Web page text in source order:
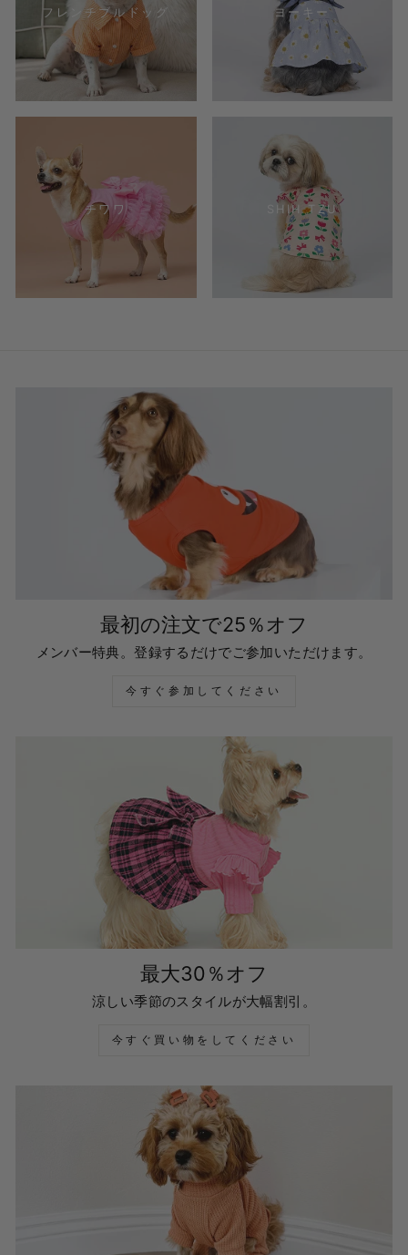
フレンチブルドッグ ヨーキー
チワワ SHIH TZU
最初の注文で25％オフ
メンバー特典。登録するだけでご参加いただけます。
今すぐ参加してください
最大30％オフ
涼しい季節のスタイルが大幅割引。
今すぐ買い物をしてください